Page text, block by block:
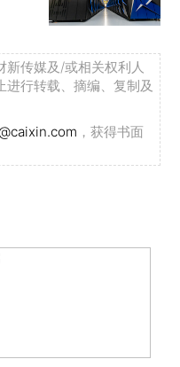
新传媒及/或相关权利人
行转载、摘编、复制及
，获得书面